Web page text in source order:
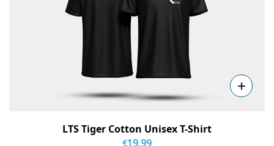
LTS Tiger Cotton Unisex T-Shirt
€19,99